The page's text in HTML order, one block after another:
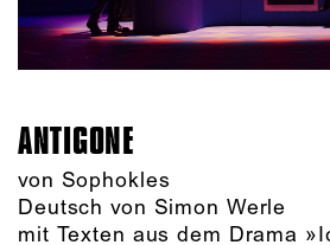
ANTIGONE
von Sophokles
Deutsch von Simon Werle
mit Texten aus dem Drama